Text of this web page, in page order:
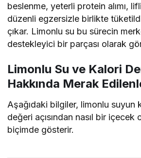
beslenme, yeterli protein alımı,
düzenli egzersizle birlikte
çıkar. Limonlu su bu sürecin
destekleyici bir parçası olarak
Limonlu Su ve Kalori
Hakkında Merak
Aşağıdaki bilgiler, limonlu suyun
değeri açısından nasıl bir içecek
biçimde gösterir.